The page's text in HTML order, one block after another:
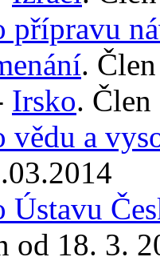
přípravu
.
Irsko.
vědu a
Ústavu
od 18. 3.